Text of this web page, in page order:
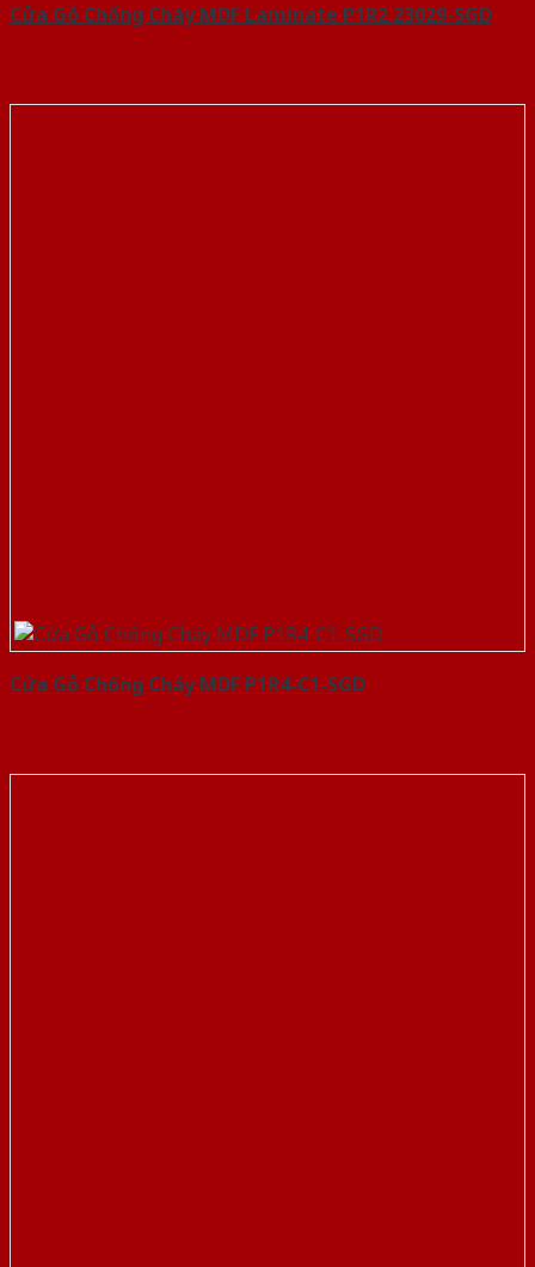
Cửa Gỗ Chống Cháy MDF Laminate P1R2 23029-SGD
Cửa Gỗ Chống Cháy MDF P1R4-C1-SGD